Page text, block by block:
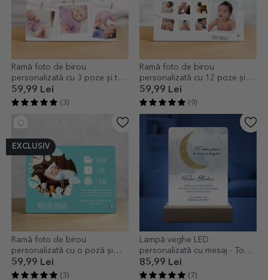
Ramă foto de birou
personalizată cu 3 poze și text
- Welcome, baby!
59,99 Lei
(3)
Ramă foto de birou
personalizată cu 12 poze și
text - Primul meu an
59,99 Lei
(9)
EXCLUSIV
Ramă foto de birou
personalizată cu o poză și
text - Micuțul nostru
59,99 Lei
(3)
Lampă veghe LED
personalizată cu mesaj - To
the moon and back
85,99 Lei
(7)